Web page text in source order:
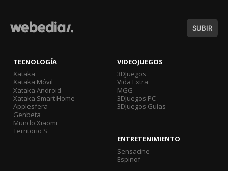
SUBIR
TECNOLOGÍA
Xataka
Xataka Móvil
Xataka Android
Xataka Smart Home
Applesfera
Genbeta
Mundo Xiaomi
Territorio S
VIDEOJUEGOS
3DJuegos
Vida Extra
MGG
3DJuegos PC
3DJuegos Guías
ENTRETENIMIENTO
Sensacine
Espinof